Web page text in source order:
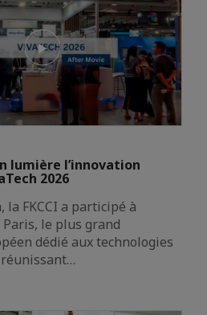
lumière l’innovation
2026
la FKCCI a participé à
Paris, le plus grand
dédié aux technologies